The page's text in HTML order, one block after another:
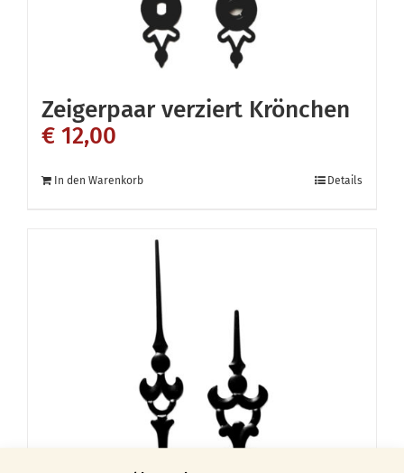
Zeigerpaar verziert Krönchen
€ 12,00
In den Warenkorb Details